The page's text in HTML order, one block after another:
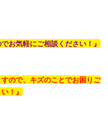
お気軽にご相談ください！』
ので、キズのことでお困りご
！』